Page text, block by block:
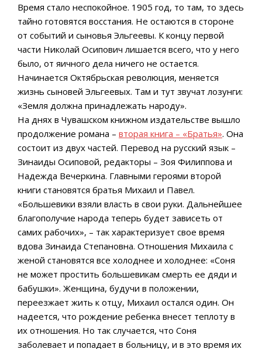
Время стало неспокойное. 1905 год, то там, то здесь
тайно готовятся восстания. Не остаются в стороне
от событий и сыновья Эльгеевы. К концу первой
части Николай Осипович лишается всего, что у него
было, от яичного дела ничего не остается.
Начинается Октябрьская революция, меняется
жизнь сыновей Эльгеевых. Там и тут звучат лозунги:
«Земля должна принадлежать народу».
На днях в Чувашском книжном издательстве вышло
продолжение романа – вторая книга – «Братья». Она
состоит из двух частей. Перевод на русский язык –
Зинаиды Осиповой, редакторы – Зоя Филиппова и
Надежда Вечеркина. Главными героями второй
книги становятся братья Михаил и Павел.
«Большевики взяли власть в свои руки. Дальнейшее
благополучие народа теперь будет зависеть от
самих рабочих», – так характеризует свое время
вдова Зинаида Степановна. Отношения Михаила с
женой становятся все холоднее и холоднее: «Соня
не может простить большевикам смерть ее дяди и
бабушки». Женщина, будучи в положении,
переезжает жить к отцу, Михаил остался один. Он
надеется, что рождение ребенка внесет теплоту в
их отношения. Но так случается, что Соня
заболевает и попадает в больницу, и в это время их